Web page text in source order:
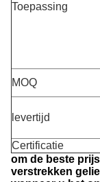
Toepassing
MOQ
levertijd
Certificatie
om de beste
verstrekken